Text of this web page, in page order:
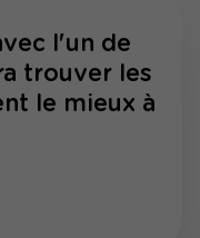
l'un de
trouver les
le mieux à